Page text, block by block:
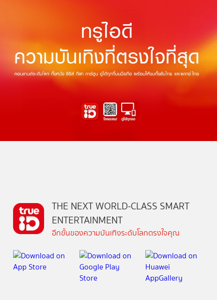
THE NEXT WORLD-CLASS SMART
ENTERTAINMENT
อีกขั้นของความบันเทิงระดับโลกตรงใจคุณ